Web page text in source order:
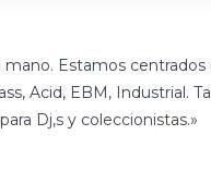
Estamos
Acid, EBM, Industrial.
Dj,s y coleccionistas.»